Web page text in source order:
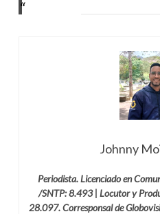
Johnny
Periodista. Licenciado en
/SNTP: 8.493 | Locutor y
28.097. Corresponsal de